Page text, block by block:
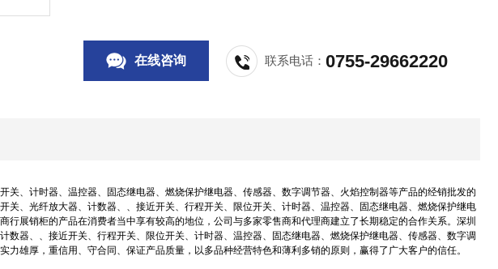
在线咨询 联系电话：0755-29662220
、计时器、温控器、固态继电器、燃烧保护继电器、传感器、数字调节器、火焰控制器等产品的经销批发的
、光纤放大器、计数器、、接近开关、行程开关、限位开关、计时器、温控器、固态继电器、燃烧保护继电
展销柜的产品在消费者当中享有较高的地位，公司与多家零售商和代理商建立了长期稳定的合作关系。深圳
器、、接近开关、行程开关、限位开关、计时器、温控器、固态继电器、燃烧保护继电器、传感器、数字调
雄厚，重信用、守合同、保证产品质量，以多品种经营特色和薄利多销的原则，赢得了广大客户的信任。